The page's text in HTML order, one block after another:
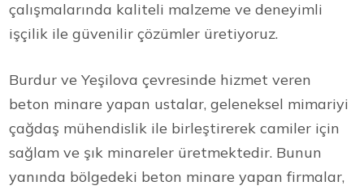
çalışmalarında kaliteli malzeme ve deneyimli
işçilik ile güvenilir çözümler üretiyoruz.
Burdur ve Yeşilova çevresinde hizmet veren
beton minare yapan ustalar, geleneksel mimariyi
çağdaş mühendislik ile birleştirerek camiler için
sağlam ve şık minareler üretmektedir. Bunun
yanında bölgedeki beton minare yapan firmalar,